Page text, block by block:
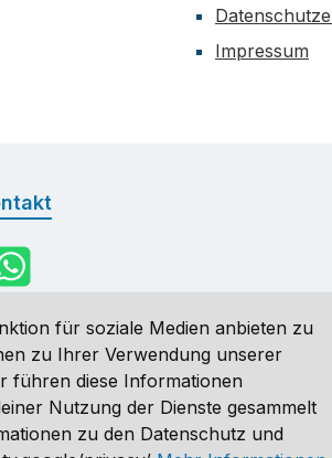
Impressum
Login werden in Euro (DE) angezeigt.
Theme byThemeWare®
für soziale Medien anbieten zu
zu Ihrer Verwendung unserer
führen diese Informationen
Nutzung der Dienste gesammelt
zu den Datenschutz und